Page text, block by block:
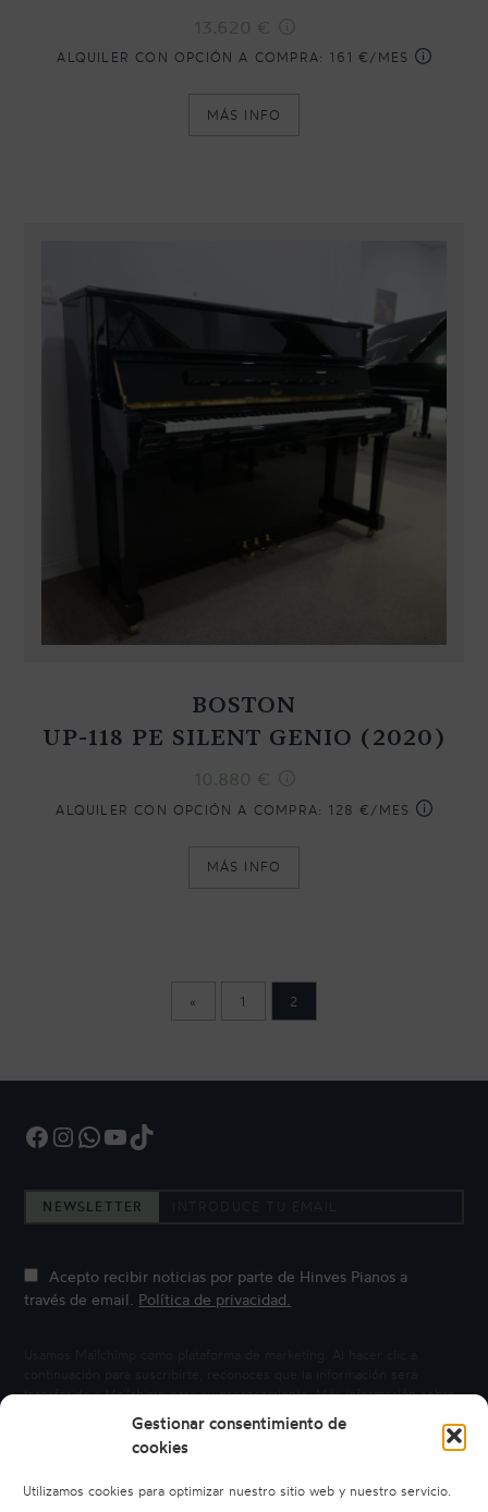
Gestionar consentimiento de
cookies
Utilizamos cookies para optimizar nuestro sitio web y nuestro servicio.
13.620 €
ALQUILER CON OPCIÓN A COMPRA: 161 €/MES
MÁS INFO
BOSTON
UP-118 PE SILENT GENIO (2020)
10.880 €
ALQUILER CON OPCIÓN A COMPRA: 128 €/MES
MÁS INFO
« 1 2
Facebook InstagramWhatsApp YouTube TikTok
NEWSLETTER
Acepto recibir noticias por parte de Hinves Pianos a
través de email. Política de privacidad.
transferida a Mailchimp para su procesamiento.Más información sobre